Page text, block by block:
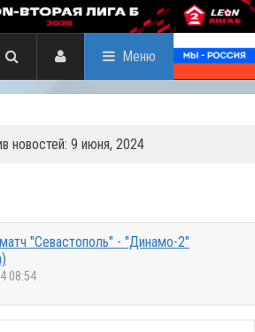
Меню
новостей: 9 июня, 2024
"Севастополь" - "Динамо-2"
08:54